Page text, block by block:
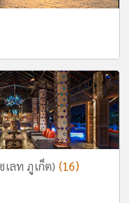
เลท ภูเก็ต) (16)